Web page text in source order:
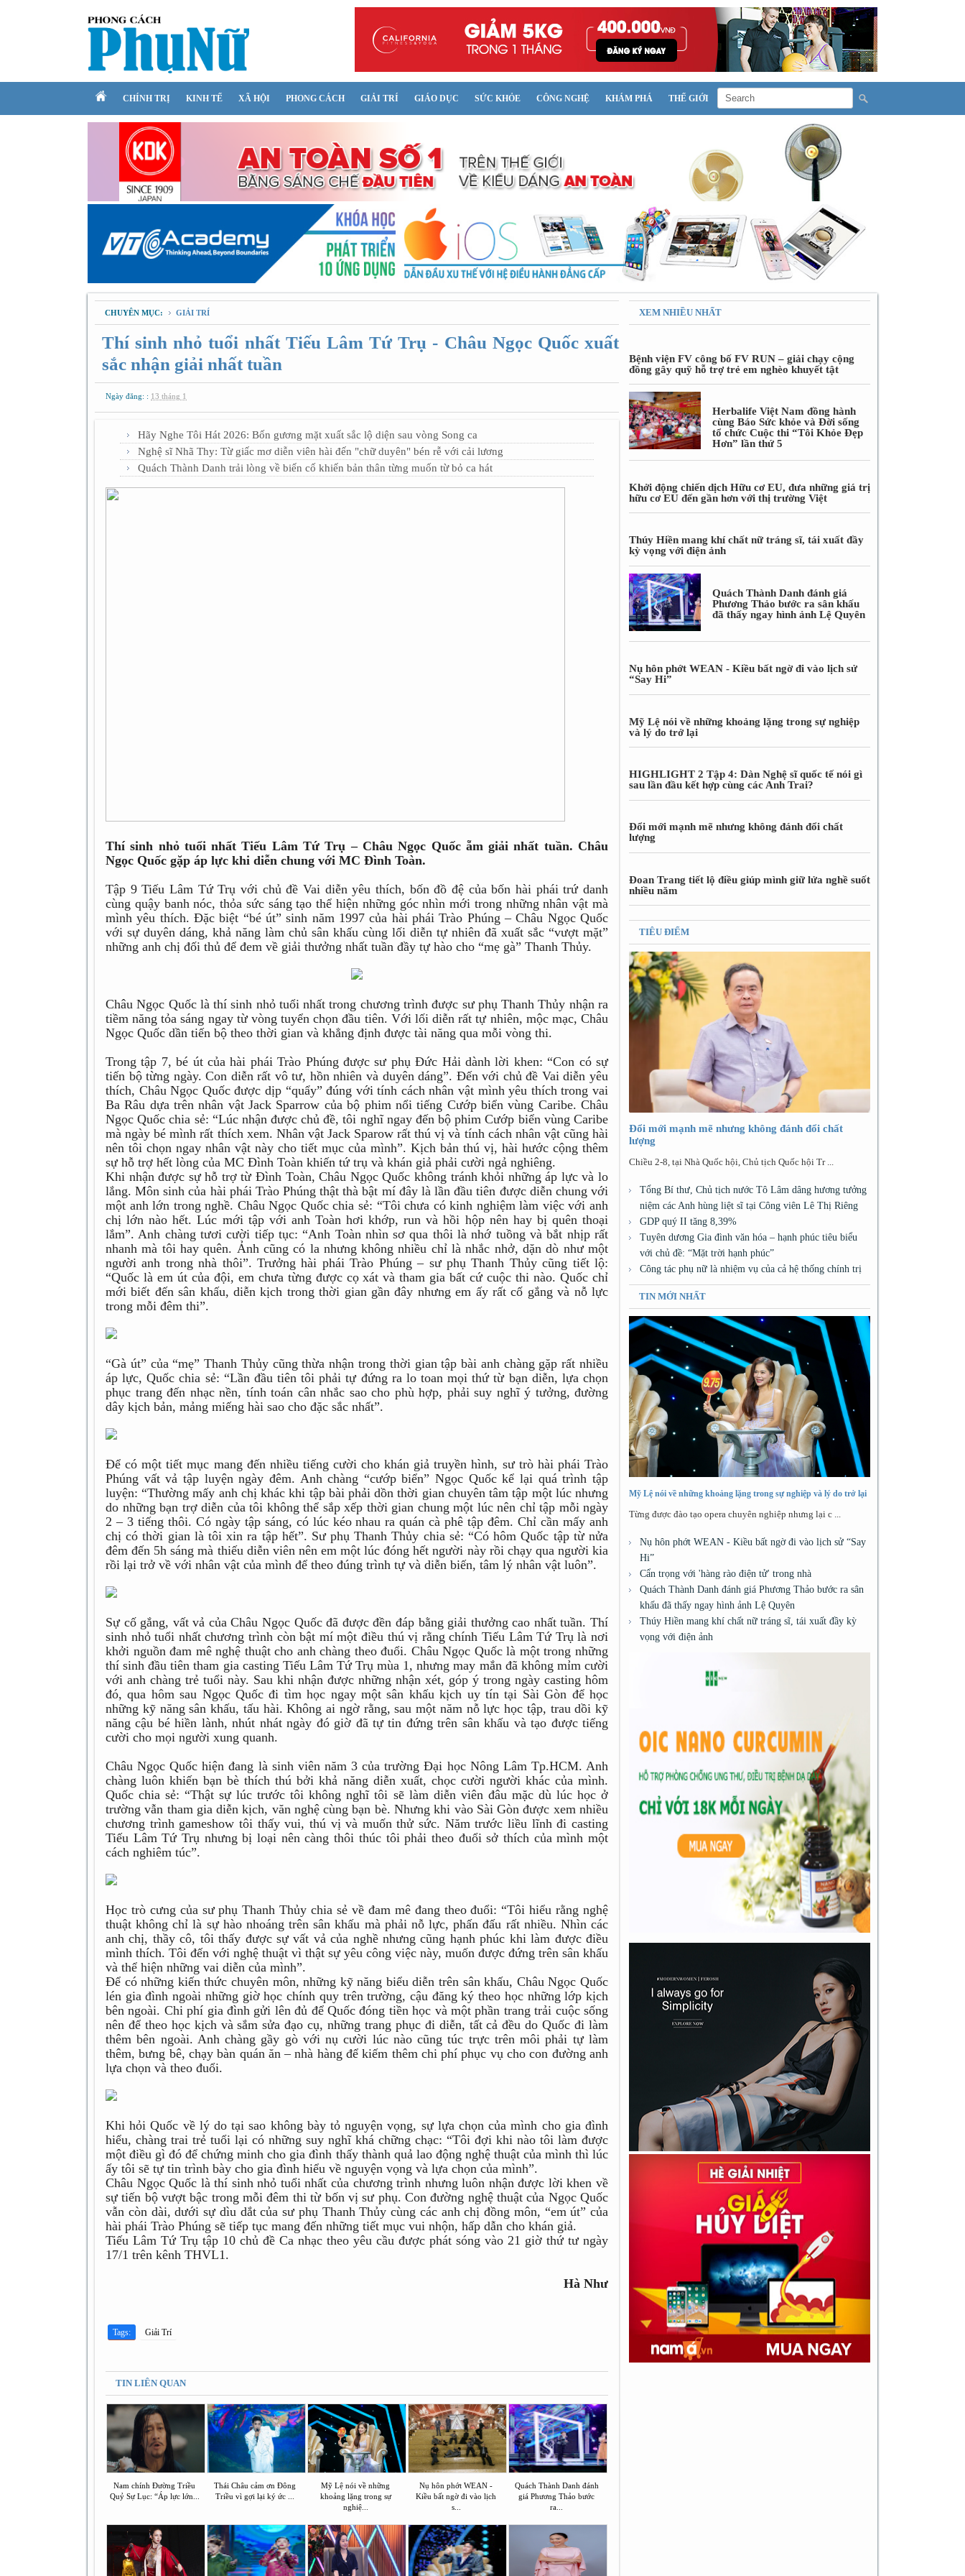
CHÍNH TRỊ KINH TẾ XÃ HỘI PHONG CÁCH GIẢI TRÍ GIÁO DỤC SỨC KHỎE CÔNG NGHỆ KHÁM PHÁ THẾ GIỚI
CHUYÊN MỤC: GIẢI TRÍ
Thí sinh nhỏ tuổi nhất Tiếu Lâm Tứ Trụ - Châu Ngọc Quốc xuất
sắc nhận giải nhất tuần
Ngày đăng: : 13 tháng 1
Hãy Nghe Tôi Hát 2026: Bốn gương mặt xuất sắc lộ diện sau vòng Song ca
Nghệ sĩ Nhã Thy: Từ giấc mơ diễn viên hài đến "chữ duyên" bén rễ với cải lương
Quách Thành Danh trải lòng về biến cố khiến bản thân từng muốn từ bỏ ca hát
Thí sinh nhỏ tuổi nhất Tiếu Lâm Tứ Trụ – Châu Ngọc Quốc ẵm giải nhất tuần. Châu
Ngọc Quốc gặp áp lực khi diễn chung với MC Đình Toàn.
Tập 9 Tiếu Lâm Tứ Trụ với chủ đề Vai diễn yêu thích, bốn đồ đệ của bốn hài phái trứ danh
cùng quậy banh nóc, thỏa sức sáng tạo thể hiện những góc nhìn mới trong những nhân vật mà
mình yêu thích. Đặc biệt “bé út” sinh năm 1997 của hài phái Trào Phúng – Châu Ngọc Quốc
với sự duyên dáng, khả năng làm chủ sân khấu cùng lối diễn tự nhiên đã xuất sắc “vượt mặt”
những anh chị đối thủ để đem về giải thưởng nhất tuần đầy tự hào cho “mẹ gà” Thanh Thủy.
Châu Ngọc Quốc là thí sinh nhỏ tuổi nhất trong chương trình được sư phụ Thanh Thủy nhận ra
tiềm năng tỏa sáng ngay từ vòng tuyển chọn đầu tiên. Với lối diễn rất tự nhiên, mộc mạc, Châu
Ngọc Quốc dần tiến bộ theo thời gian và khẳng định được tài năng qua mỗi vòng thi.
Trong tập 7, bé út của hài phái Trào Phúng được sư phụ Đức Hải dành lời khen: “Con có sự
tiến bộ từng ngày. Con diễn rất vô tư, hồn nhiên và duyên dáng”. Đến với chủ đề Vai diễn yêu
thích, Châu Ngọc Quốc được dịp “quẩy” đúng với tính cách nhân vật mình yêu thích trong vai
Ba Râu dựa trên nhân vật Jack Sparrow của bộ phim nổi tiếng Cướp biển vùng Caribe. Châu
Ngọc Quốc chia sẻ: “Lúc nhận được chủ đề, tôi nghĩ ngay đến bộ phim Cướp biển vùng Caribe
mà ngày bé mình rất thích xem. Nhân vật Jack Sparow rất thú vị và tính cách nhân vật cũng hài
nên tôi chọn ngay nhân vật này cho tiết mục của mình”. Kịch bản thú vị, hài hước cộng thêm
sự hỗ trợ hết lòng của MC Đình Toàn khiến tứ trụ và khán giả phải cười ngả nghiêng.
Khi nhận được sự hỗ trợ từ Đình Toàn, Châu Ngọc Quốc không tránh khỏi những áp lực và lo
lắng. Môn sinh của hài phái Trào Phúng thật thà bật mí đây là lần đầu tiên được diễn chung với
một anh lớn trong nghề. Châu Ngọc Quốc chia sẻ: “Tôi chưa có kinh nghiệm làm việc với anh
chị lớn nào hết. Lúc mới tập với anh Toàn hơi khớp, run và hồi hộp nên hay bị quên thoại
lắm”. Anh chàng tươi cười tiếp tục: “Anh Toàn nhìn sơ qua thôi là nhớ tuồng và bắt nhịp rất
nhanh mà tôi hay quên. Ảnh cũng có la nhưng không nhiều chỉ là nhắc nhở, dặn dò như một
người anh trong nhà thôi”. Trưởng hài phái Trào Phúng – sư phụ Thanh Thủy cũng tiết lộ:
“Quốc là em út của đội, em chưa từng được cọ xát và tham gia bất cứ cuộc thi nào. Quốc chỉ
mới biết đến sân khấu, diễn kịch trong thời gian gần đây nhưng em ấy rất cố gắng và nỗ lực
trong mỗi đêm thi”.
“Gà út” của “mẹ” Thanh Thủy cũng thừa nhận trong thời gian tập bài anh chàng gặp rất nhiều
áp lực, Quốc chia sẻ: “Lần đầu tiên tôi phải tự đứng ra lo toan mọi thứ từ bạn diễn, lựa chọn
phục trang đến nhạc nền, tính toán cân nhắc sao cho phù hợp, phải suy nghĩ ý tưởng, đường
dây kịch bản, mảng miếng hài sao cho đặc sắc nhất”.
Để có một tiết mục mang đến nhiều tiếng cười cho khán giả truyền hình, sư trò hài phái Trào
Phúng vất vả tập luyện ngày đêm. Anh chàng “cướp biển” Ngọc Quốc kể lại quá trình tập
luyện: “Thường mấy anh chị khác khi tập bài phải dồn thời gian chuyên tâm tập một lúc nhưng
do những bạn trợ diễn của tôi không thể sắp xếp thời gian chung một lúc nên chỉ tập mỗi ngày
2 – 3 tiếng thôi. Có ngày tập sáng, có lúc kéo nhau ra quán cà phê tập đêm. Chỉ cần mấy anh
chị có thời gian là tôi xin ra tập hết”. Sư phụ Thanh Thủy chia sẻ: “Có hôm Quốc tập từ nửa
đêm đến 5h sáng mà thiếu diễn viên nên em một lúc đóng hết người này rồi chạy qua người kia
rồi lại trở về với nhân vật của mình để theo đúng trình tự và diễn biến, tâm lý nhân vật luôn”.
Sự cố gắng, vất vả của Châu Ngọc Quốc đã được đền đáp bằng giải thưởng cao nhất tuần. Thí
sinh nhỏ tuổi nhất chương trình còn bật mí một điều thú vị rằng chính Tiếu Lâm Tứ Trụ là nơi
khởi nguồn đam mê nghệ thuật cho anh chàng theo đuổi. Châu Ngọc Quốc là một trong những
thí sinh đầu tiên tham gia casting Tiếu Lâm Tứ Trụ mùa 1, nhưng may mắn đã không mỉm cười
với anh chàng trẻ tuổi này. Sau khi nhận được những nhận xét, góp ý trong ngày casting hôm
đó, qua hôm sau Ngọc Quốc đi tìm học ngay một sân khấu kịch uy tín tại Sài Gòn để học
những kỹ năng sân khấu, tấu hài. Không ai ngờ rằng, sau một năm nỗ lực học tập, trau dồi kỹ
năng cậu bé hiền lành, nhút nhát ngày đó giờ đã tự tin đứng trên sân khấu và tạo được tiếng
cười cho mọi người xung quanh.
Châu Ngọc Quốc hiện đang là sinh viên năm 3 của trường Đại học Nông Lâm Tp.HCM. Anh
chàng luôn khiến bạn bè thích thú bởi khả năng diễn xuất, chọc cười người khác của mình.
Quốc chia sẻ: “Thật sự lúc trước tôi không nghĩ tôi sẽ làm diễn viên đâu mặc dù lúc học ở
trường vẫn tham gia diễn kịch, văn nghệ cùng bạn bè. Nhưng khi vào Sài Gòn được xem nhiều
chương trình gameshow tôi thấy vui, thú vị và muốn thử sức. Năm trước liều lĩnh đi casting
Tiếu Lâm Tứ Trụ nhưng bị loại nên càng thôi thúc tôi phải theo đuổi sở thích của mình một
cách nghiêm túc”.
Học trò cưng của sư phụ Thanh Thủy chia sẻ về đam mê đang theo đuổi: “Tôi hiểu rằng nghệ
thuật không chỉ là sự hào nhoáng trên sân khấu mà phải nỗ lực, phấn đấu rất nhiều. Nhìn các
anh chị, thầy cô, tôi thấy được sự vất vả của nghề nhưng cũng hạnh phúc khi làm được điều
mình thích. Tôi đến với nghệ thuật vì thật sự yêu công việc này, muốn được đứng trên sân khấu
và thể hiện những vai diễn của mình”.
Để có những kiến thức chuyên môn, những kỹ năng biểu diễn trên sân khấu, Châu Ngọc Quốc
lén gia đình ngoài những giờ học chính quy trên trường, cậu đăng ký theo học những lớp kịch
bên ngoài. Chi phí gia đình gửi lên đủ để Quốc đóng tiền học và một phần trang trải cuộc sống
nên để theo học kịch và sắm sửa đạo cụ, những trang phục đi diễn, tất cả đều do Quốc đi làm
thêm bên ngoài. Anh chàng gầy gò với nụ cười lúc nào cũng túc trực trên môi phải tự làm
thêm, bưng bê, chạy bàn quán ăn – nhà hàng để kiếm thêm chi phí phục vụ cho con đường anh
lựa chọn và theo đuổi.
Khi hỏi Quốc về lý do tại sao không bày tỏ nguyện vọng, sự lựa chọn của mình cho gia đình
hiểu, chàng trai trẻ tuổi lại có những suy nghĩ khá chững chạc: “Tôi đợi khi nào tôi làm được
một điều gì đó để chứng minh cho gia đình thấy thành quả lao động nghệ thuật của mình thì lúc
ấy tôi sẽ tự tin trình bày cho gia đình hiểu về nguyện vọng và lựa chọn của mình”.
Châu Ngọc Quốc là thí sinh nhỏ tuổi nhất của chương trình nhưng luôn nhận được lời khen về
sự tiến bộ vượt bậc trong mỗi đêm thi từ bốn vị sư phụ. Con đường nghệ thuật của Ngọc Quốc
vẫn còn dài, dưới sự dìu dắt của sư phụ Thanh Thủy cùng các anh chị đồng môn, “em út” của
hài phái Trào Phúng sẽ tiếp tục mang đến những tiết mục vui nhộn, hấp dẫn cho khán giả.
Tiếu Lâm Tứ Trụ tập 10 chủ đề Ca nhạc theo yêu cầu được phát sóng vào 21 giờ thứ tư ngày
17/1 trên kênh THVL1.
Hà Như
Tags: Giải Trí
TIN LIÊN QUAN
Nam chính Đường Triều
Quỷ Sự Lục: “Áp lực lớn...
Thái Châu cảm ơn Đông
Triều vì gợi lại ký ức ...
Mỹ Lệ nói về những
khoảng lặng trong sự
nghiệ...
Nụ hôn phớt WEAN -
Kiều bất ngờ đi vào lịch
s...
Quách Thành Danh đánh
giá Phương Thảo bước
ra...
XEM NHIỀU NHẤT
Bệnh viện FV công bố FV RUN – giải chạy cộng
đồng gây quỹ hỗ trợ trẻ em nghèo khuyết tật
Herbalife Việt Nam đồng hành
cùng Báo Sức khỏe và Đời sống
tổ chức Cuộc thi “Tôi Khỏe Đẹp
Hơn” lần thứ 5
Khởi động chiến dịch Hữu cơ EU, đưa những giá trị
hữu cơ EU đến gần hơn với thị trường Việt
Thúy Hiền mang khí chất nữ tráng sĩ, tái xuất đầy
kỳ vọng với điện ảnh
Quách Thành Danh đánh giá
Phương Thảo bước ra sân khấu
đã thấy ngay hình ảnh Lệ Quyên
Nụ hôn phớt WEAN - Kiều bất ngờ đi vào lịch sử
“Say Hi”
Mỹ Lệ nói về những khoảng lặng trong sự nghiệp
và lý do trở lại
HIGHLIGHT 2 Tập 4: Dàn Nghệ sĩ quốc tế nói gì
sau lần đầu kết hợp cùng các Anh Trai?
Đổi mới mạnh mẽ nhưng không đánh đổi chất
lượng
Đoan Trang tiết lộ điều giúp mình giữ lửa nghề suốt
nhiều năm
TIÊU ĐIỂM
Đổi mới mạnh mẽ nhưng không đánh đổi chất
lượng
Chiều 2-8, tại Nhà Quốc hội, Chủ tịch Quốc hội Tr ...
Tổng Bí thư, Chủ tịch nước Tô Lâm dâng hương tưởng
niệm các Anh hùng liệt sĩ tại Công viên Lê Thị Riêng
GDP quý II tăng 8,39%
Tuyên dương Gia đình văn hóa – hạnh phúc tiêu biểu
với chủ đề: “Mặt trời hạnh phúc”
Công tác phụ nữ là nhiệm vụ của cả hệ thống chính trị
TIN MỚI NHẤT
Mỹ Lệ nói về những khoảng lặng trong sự nghiệp và lý do trở lại
Từng được đào tạo opera chuyên nghiệp nhưng lại c ...
Nụ hôn phớt WEAN - Kiều bất ngờ đi vào lịch sử “Say
Hi”
Cẩn trọng với 'hàng rào điện tử' trong nhà
Quách Thành Danh đánh giá Phương Thảo bước ra sân
khấu đã thấy ngay hình ảnh Lệ Quyên
Thúy Hiền mang khí chất nữ tráng sĩ, tái xuất đầy kỳ
vọng với điện ảnh